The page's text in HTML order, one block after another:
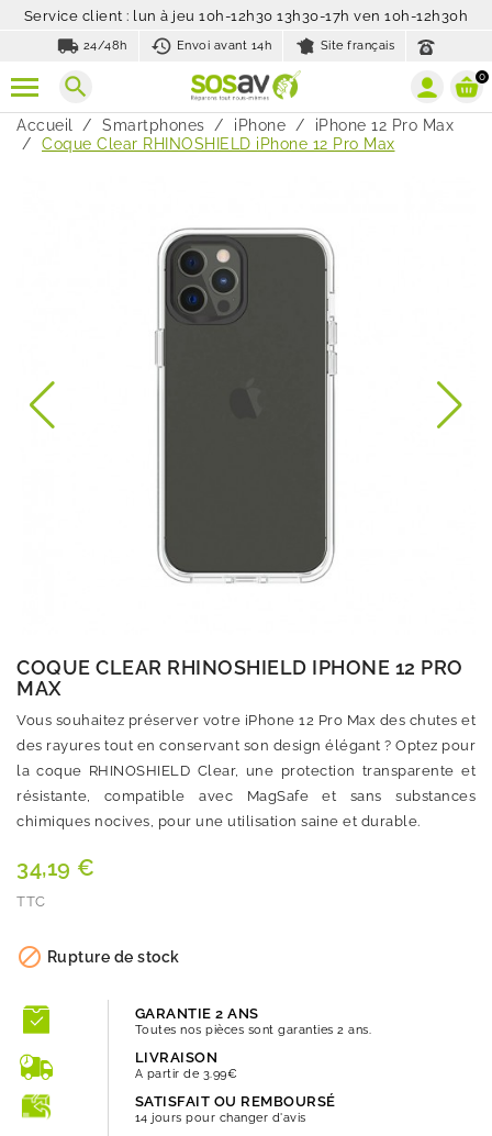
Service client : lun à jeu 10h-12h30 13h30-17h ven 10h-12h30h
local_shipping 24/48h history_toggle_off
Envoi avant 14h Site français
search 0
Accueil Smartphones iPhone
iPhone 12 Pro Max
Coque Clear RHINOSHIELD iPhone 12 Pro Max
COQUE CLEAR RHINOSHIELD IPHONE 12 PRO
MAX
Vous souhaitez préserver votre iPhone 12 Pro Max des chutes et
des rayures tout en conservant son design élégant ? Optez pour
la coque RHINOSHIELD Clear, une protection transparente et
résistante, compatible avec MagSafe et sans substances
chimiques nocives, pour une utilisation saine et durable.
34,19 €
TTC
 Rupture de stock
GARANTIE 2 ANS
Toutes nos pièces sont garanties 2 ans.
LIVRAISON
A partir de 3.99€
SATISFAIT OU REMBOURSÉ
14 jours pour changer d'avis